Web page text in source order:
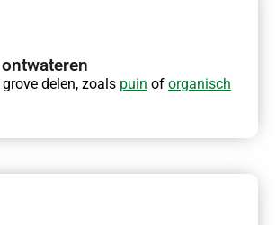
delen, zoals puin of organisch